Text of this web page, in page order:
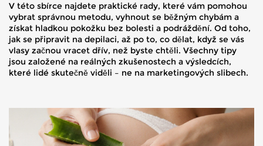
V této sbírce najdete praktické rady, které vám pomohou
vybrat správnou metodu, vyhnout se běžným chybám a
získat hladkou pokožku bez bolesti a podráždění. Od toho,
jak se připravit na depilaci, až po to, co dělat, když se vás
vlasy začnou vracet dřív, než byste chtěli. Všechny tipy
jsou založené na reálných zkušenostech a výsledcích,
které lidé skutečně viděli – ne na marketingových slibech.